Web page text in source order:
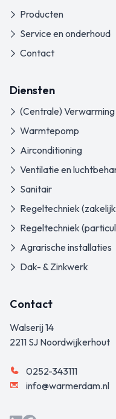
Producten
Service en onderhoud
Contact
Diensten
(Centrale) Verwarming
Warmtepomp
Airconditioning
Ventilatie en
Sanitair
Regeltechniek
Regeltechniek
Agrarische installaties
Dak- & Zinkwerk
Contact
Warmerdam
Walserij 14
2211 SJ Noordwijkerhout
0252-343111
info@warmerdam.nl